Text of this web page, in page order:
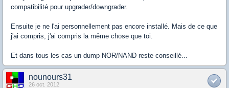
compatibilité pour upgrader/downgrader.
Ensuite je ne l'ai personnellement pas encore installé. Mais de ce que
j'ai compris, j'ai compris la même chose que toi.
Et dans tous les cas un dump NOR/NAND reste conseillé...
nounours31
26 oct. 2012